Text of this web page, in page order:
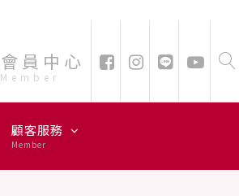
會員中心
Member
顧客服務
Member